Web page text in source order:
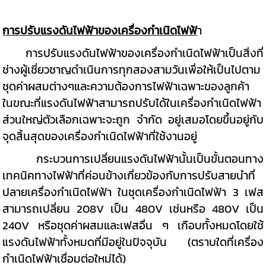
การปรับแรงดันไฟฟ้าของเครื่องกำเนิดไฟฟ้า
การปรับแรงดันไฟฟ้าของเครื่องกำเนิดไฟฟ้าเป็นสิ่งที่
ช่างผู้เชี่ยวชาญดำเนินการทุกสองสามวันเพื่อให้เป็นไปตาม
ชุดค่าผสมต่างๆและความต้องการไฟฟ้าเฉพาะของลูกค้า
ในขณะที่แรงดันไฟฟ้าสามารถปรับได้ในเครื่องกำเนิดไฟฟ้า
ส่วนใหญ่ตัวเลือกเฉพาะจะถูก จำกัด อยู่เสมอโดยขึ้นอยู่กับ
จุดสิ้นสุดของเครื่องกำเนิดไฟฟ้าที่ใช้งานอยู่
กระบวนการเปลี่ยนแรงดันไฟฟ้านั้นเป็นขั้นตอนทาง
เทคนิคทางไฟฟ้าที่ค่อนข้างเกี่ยวข้องกับการปรับสายนำที่
ปลายเครื่องกำเนิดไฟฟ้า ในชุดเครื่องกำเนิดไฟฟ้า 3 เฟส
สามารถเปลี่ยน 208V เป็น 480V เช่นหรือ 480V เป็น
240V หรือชุดค่าผสมและเฟสอื่น ๆ เกือบทั้งหมดโดยใช้
แรงดันไฟฟ้าทั้งหมดที่มีอยู่ในปัจจุบัน (ตราบใดที่เครื่อง
กำเนิดไฟฟ้าเชื่อมต่อใหม่ได้)